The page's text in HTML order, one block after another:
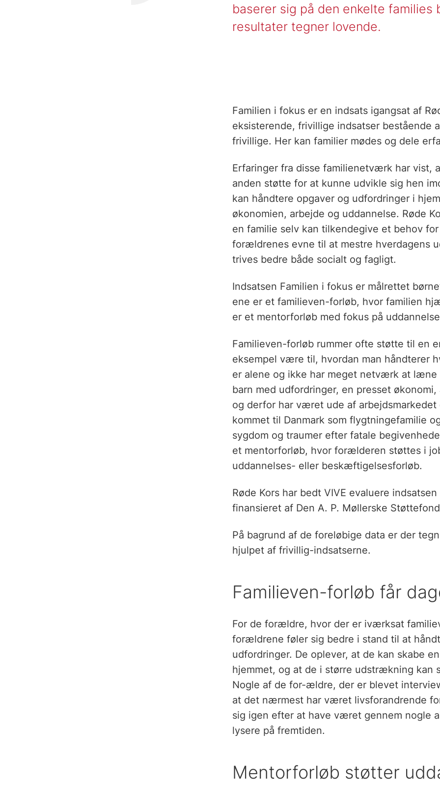
baserer sig på den enkelte
resultater tegner lovende.
Familien i fokus er en indsats igangsat af
eksisterende, frivillige indsatser
frivillige. Her kan familier mødes og dele
Erfaringer fra disse familienetværk har vist,
anden støtte for at kunne udvikle sig hen
kan håndtere opgaver og udfordringer i
økonomien, arbejde og uddannelse. Røde
en familie selv kan tilkendegive et behov
forældrenes evne til at mestre hverdagens
trives bedre både socialt og fagligt.
Indsatsen Familien i fokus er målrettet
ene er et familieven-forløb, hvor familien
er et mentorforløb med fokus på
Familieven-forløb rummer ofte støtte til en
eksempel være til, hvordan man håndterer
er alene og ikke har meget netværk at læne
barn med udfordringer, en presset
og derfor har været ude af
kommet til Danmark som flygtningefamilie
sygdom og traumer efter fatale
et mentorforløb, hvor forælderen støttes i
uddannelses- eller beskæftigelsesforløb.
Røde Kors har bedt VIVE evaluere
finansieret af Den A. P. Møllerske
På bagrund af de foreløbige data er der
hjulpet af frivillig-indsatserne.
Familieven-forløb får
For de forældre, hvor der er iværksat
forældrene føler sig bedre i stand til at
udfordringer. De oplever, at de kan skabe
hjemmet, og at de i større udstrækning kan
Nogle af de for-ældre, der er blevet
at det nærmest har været livsforandrende
sig igen efter at have været gennem nogle
lysere på fremtiden.
Mentorforløb støtter